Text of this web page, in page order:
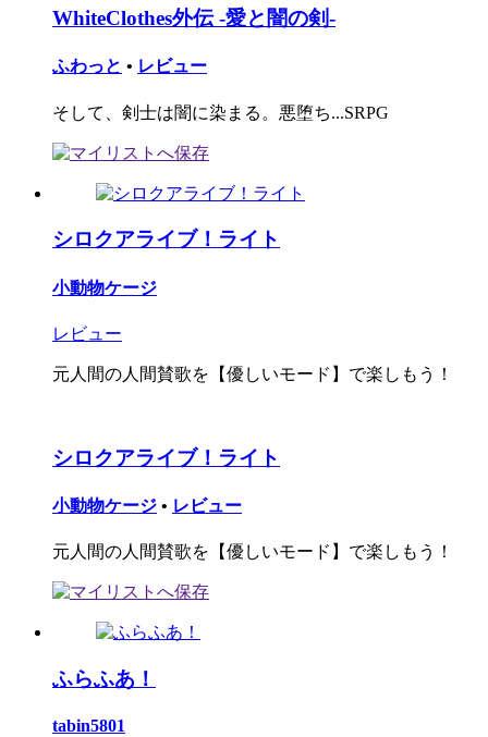
WhiteClothes外伝 -愛と闇の剣-
ふわっと • レビュー
そして、剣士は闇に染まる。悪堕ち...SRPG
シロクアライブ！ライト
小動物ケージ
レビュー
元人間の人間賛歌を【優しいモード】で楽しもう！
シロクアライブ！ライト
小動物ケージ • レビュー
元人間の人間賛歌を【優しいモード】で楽しもう！
ふらふあ！
tabin5801